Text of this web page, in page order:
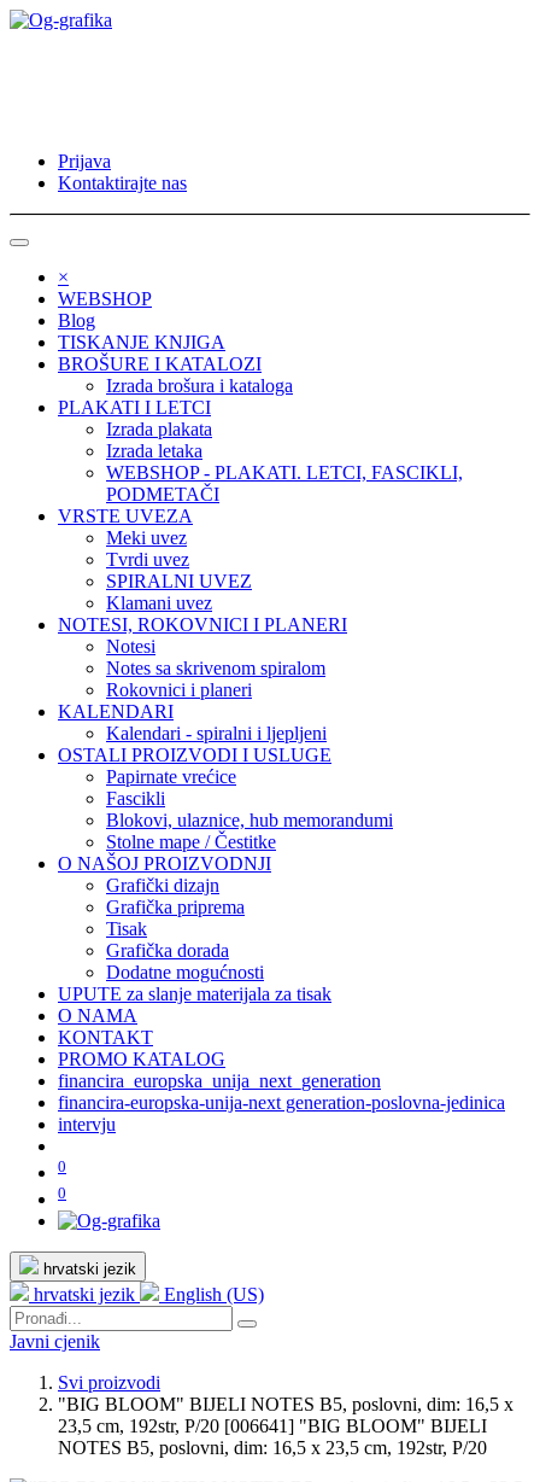
Prijava
Kontaktirajte nas
×
WEBSHOP
Blog
TISKANJE KNJIGA
BROŠURE I KATALOZI
Izrada brošura i kataloga
PLAKATI I LETCI
Izrada plakata
Izrada letaka
WEBSHOP - PLAKATI. LETCI, FASCIKLI,
PODMETAČI
VRSTE UVEZA
Meki uvez
Tvrdi uvez
SPIRALNI UVEZ
Klamani uvez
NOTESI, ROKOVNICI I PLANERI
Notesi
Notes sa skrivenom spiralom
Rokovnici i planeri
KALENDARI
Kalendari - spiralni i ljepljeni
OSTALI PROIZVODI I USLUGE
Papirnate vrećice
Fascikli
Blokovi, ulaznice, hub memorandumi
Stolne mape / Čestitke
O NAŠOJ PROIZVODNJI
Grafički dizajn
Grafička priprema
Tisak
Grafička dorada
Dodatne mogućnosti
UPUTE za slanje materijala za tisak
O NAMA
KONTAKT
PROMO KATALOG
financira_europska_unija_next_generation
financira-europska-unija-next generation-poslovna-jedinica
intervju
0
0
hrvatski jezik
hrvatski jezik English (US)
Javni cjenik
Svi proizvodi
"BIG BLOOM" BIJELI NOTES B5, poslovni, dim: 16,5 x
23,5 cm, 192str, P/20 [006641] "BIG BLOOM" BIJELI
NOTES B5, poslovni, dim: 16,5 x 23,5 cm, 192str, P/20